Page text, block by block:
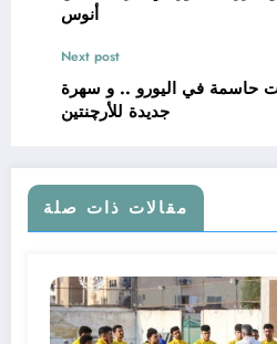
أنوس
Next post
حاسمة في اليورو .. و سهرة
جديدة للأرچنتين
مقالات ذات صلة